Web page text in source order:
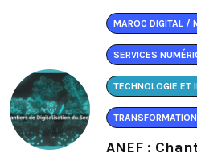
MAROC DIGITAL /
SERVICES
TECHNOLOGIE ET
ANEF :